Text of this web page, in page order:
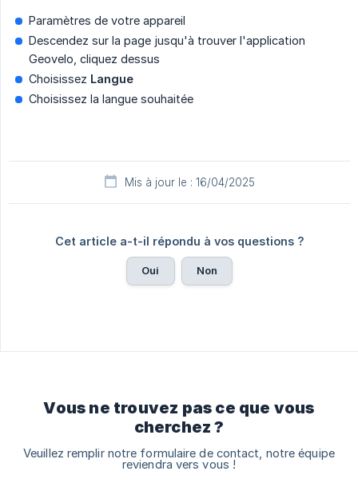
Paramètres de votre appareil
Descendez sur la page jusqu'à trouver l'application
Geovelo, cliquez dessus
Choisissez Langue
Choisissez la langue souhaitée
Mis à jour le : 16/04/2025
Cet article a-t-il répondu à vos questions ?
Oui Non
Vous ne trouvez pas ce que vous
cherchez ?
Veuillez remplir notre formulaire de contact, notre équipe
reviendra vers vous !